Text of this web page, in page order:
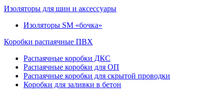
Изоляторы для шин и аксессуары
Изоляторы SM «бочка»
Коробки распаячные ПВХ
Распаячные коробки ДКС
Распаячные коробки для ОП
Распаячные коробки для скрытой проводки
Коробки для заливки в бетон